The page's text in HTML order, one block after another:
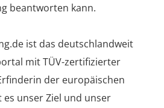
beantworten kann.
ist das deutschlandweit
mit TÜV-zertifizierter
der europäischen
es unser Ziel und unser